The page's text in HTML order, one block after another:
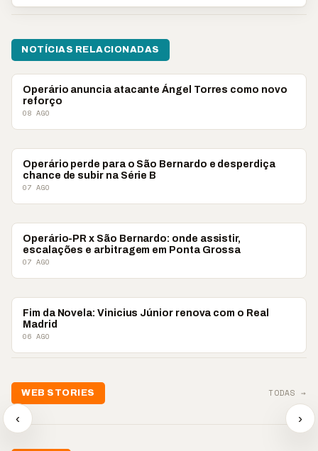
NOTÍCIAS RELACIONADAS
ESPORTES
Operário anuncia atacante Ángel Torres como novo
reforço
08 AGO
ESPORTES
Operário perde para o São Bernardo e desperdiça
chance de subir na Série B
07 AGO
ESPORTES
Operário-PR x São Bernardo: onde assistir,
escalações e arbitragem em Ponta Grossa
07 AGO
ESPORTES
Fim da Novela: Vinicius Júnior renova com o Real
Madrid
06 AGO
WEB STORIES TODAS →
‹
📢💜 Agosto Lilás
reforça combate à
violência contra a
mulher
📢 Noite
chega
oração
›